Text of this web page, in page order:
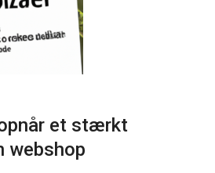
et stærkt
webshop